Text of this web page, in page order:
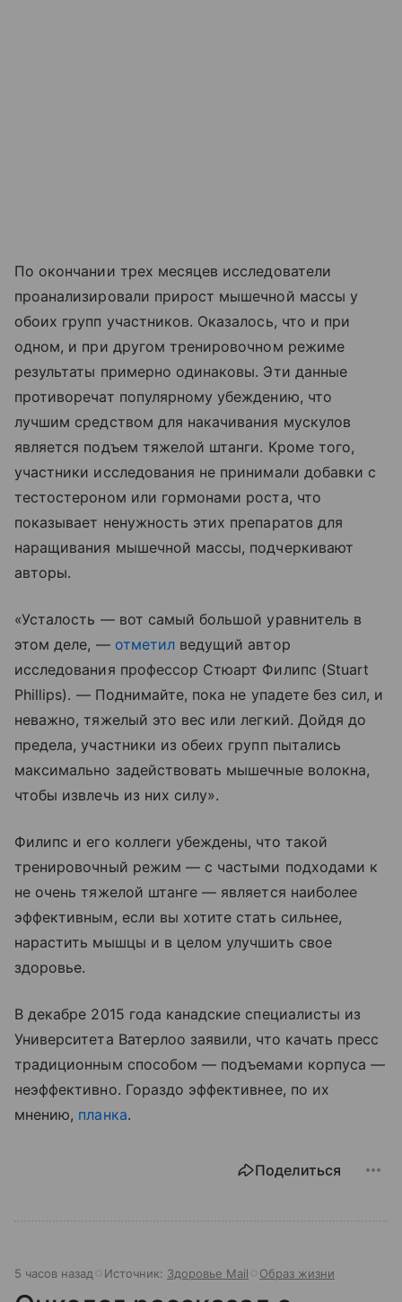
По окончании трех месяцев исследователи
проанализировали прирост мышечной массы у
обоих групп участников. Оказалось, что и при
одном, и при другом тренировочном режиме
результаты примерно одинаковы. Эти данные
противоречат популярному убеждению, что
лучшим средством для накачивания мускулов
является подъем тяжелой штанги. Кроме того,
участники исследования не принимали добавки с
тестостероном или гормонами роста, что
показывает ненужность этих препаратов для
наращивания мышечной массы, подчеркивают
авторы.
«Усталость — вот самый большой уравнитель в
этом деле, — отметилведущий автор
исследования профессор Стюарт Филипс (Stuart
Phillips). — Поднимайте, пока не упадете без сил, и
неважно, тяжелый это вес или легкий. Дойдя до
предела, участники из обеих групп пытались
максимально задействовать мышечные волокна,
чтобы извлечь из них силу».
Филипс и его коллеги убеждены, что такой
тренировочный режим — с частыми подходами к
не очень тяжелой штанге — является наиболее
эффективным, если вы хотите стать сильнее,
нарастить мышцы и в целом улучшить свое
здоровье.
В декабре 2015 года канадские специалисты из
Университета Ватерлоо заявили, что качать пресс
традиционным способом — подъемами корпуса —
неэффективно. Гораздо эффективнее, по их
мнению, планка.
Поделиться
5 часов назад Источник: Здоровье Mail Образ жизни